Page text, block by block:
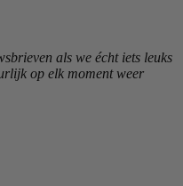
als we écht iets leuks
op elk moment weer